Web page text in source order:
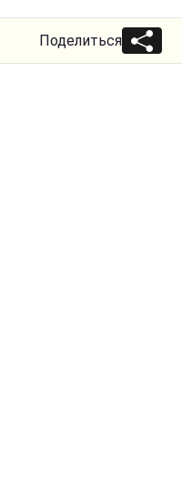
Поделиться